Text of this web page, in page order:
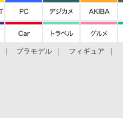
プラモデル フィギュア